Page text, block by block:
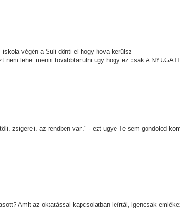
végén a Suli dönti el hogy hova kerülsz
nem lehet menni továbbtanulni ugy hogy ez csak A
zsigereli, az rendben van." - ezt ugye Te sem gondolod
Amit az oktatással kapcsolatban leírtál, igencsak